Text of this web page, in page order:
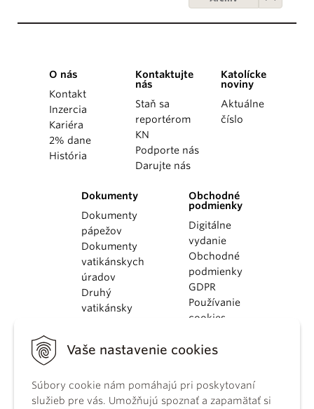
Vaše nastavenie cookies
Súbory cookie nám pomáhajú pri poskytovaní
služieb pre vás. Umožňujú spoznať a zapamätať si
O nás
Kontakt
Inzercia
Kariéra
2% dane
História
Kontaktujte
nás
Staň sa
reportérom
KN
Podporte nás
Darujte nás
Katolícke
noviny
Aktuálne
číslo
Dokumenty
Dokumenty
pápežov
Dokumenty
vatikánskych
úradov
Druhý
vatikánsky
KBS
kánonického
práva
Obchodné
podmienky
Digitálne
vydanie
Obchodné
podmienky
GDPR
Používanie
cookies